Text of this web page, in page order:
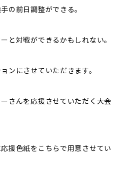
の前日調整ができる。
と対戦ができるかもしれない。
ンにさせていただきます。
さんを応援させていただく大会
援色紙をこちらで用意させてい